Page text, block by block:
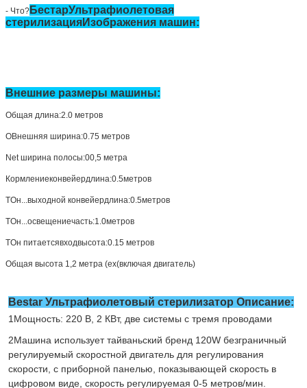
- Что? БестарУльтрафиолетовая
стерилизацияИзображения машин: